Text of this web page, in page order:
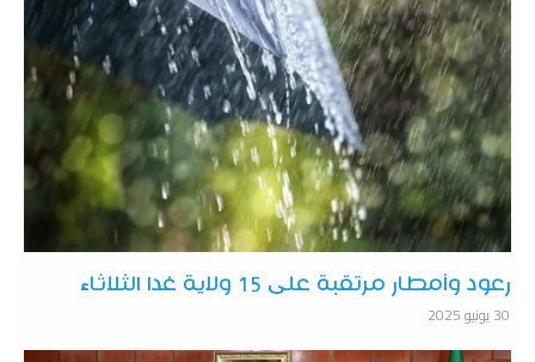
رعود وأمطار مرتقبة على 15 ولاية غدا الثلاثاء
30 يونيو 2025